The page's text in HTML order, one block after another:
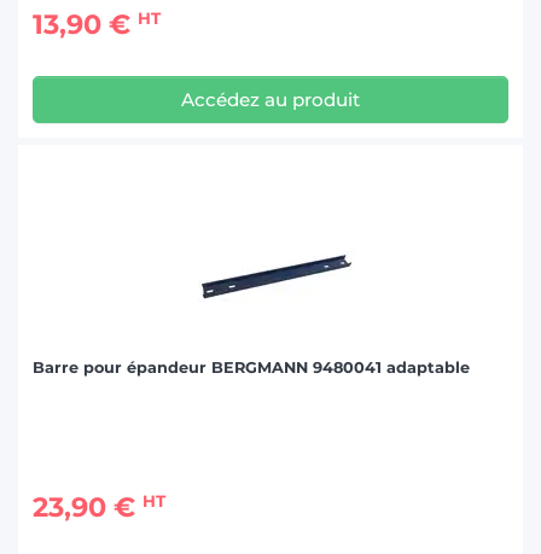
13,90 € HT
Accédez au produit
Barre pour épandeur BERGMANN 9480041 adaptable
23,90 € HT